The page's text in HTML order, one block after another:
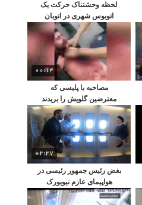
لحظه وحشتناک حرکت یک
اتوبوس شهری در اتوبان
شلوغ تهران
00:14
مصاحبه با پلیسی که
معترضین گلویش را بریدند
02:27
بغض رئیس جمهور رئیسی در
هواپیمای عازم نیویورک